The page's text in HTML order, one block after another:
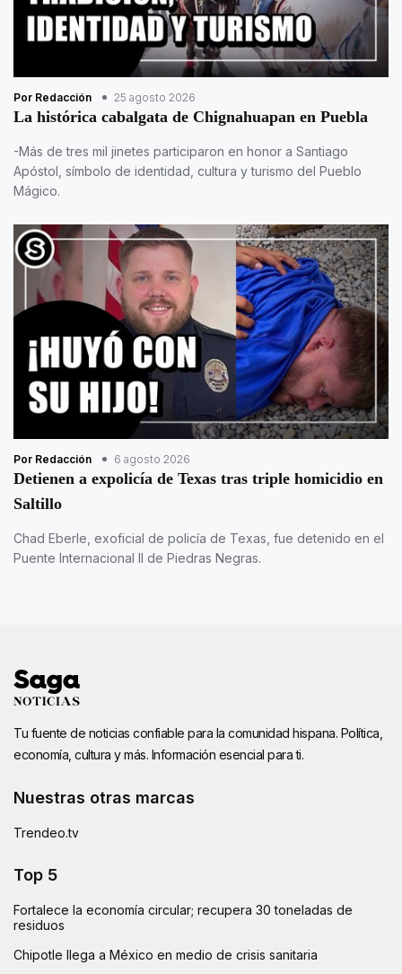
Por Redacción 25 agosto 2026
La histórica cabalgata de Chignahuapan en Puebla
-Más de tres mil jinetes participaron en honor a Santiago
Apóstol, símbolo de identidad, cultura y turismo del Pueblo
Mágico.
Por Redacción 6 agosto 2026
Detienen a expolicía de Texas tras triple homicidio en
Saltillo
Chad Eberle, exoficial de policía de Texas, fue detenido en el
Puente Internacional II de Piedras Negras.
Tu fuente de noticias confiable para la comunidad hispana. Política,
economía, cultura y más. Información esencial para ti.
Nuestras otras marcas
Trendeo.tv
Top 5
Fortalece la economía circular; recupera 30 toneladas de
residuos
Chipotle llega a México en medio de crisis sanitaria